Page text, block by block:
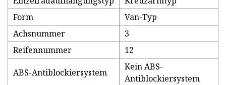
Form
Van-Typ
Achsnummer
3
Reifennummer
12
ABS-Antiblockiersystem
Kein ABS-
Antiblockiersystem